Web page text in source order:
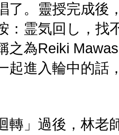
了。靈授完成後
：霊気回し，找
之為Reiki
起進入輪中的話
轉」過後，林老